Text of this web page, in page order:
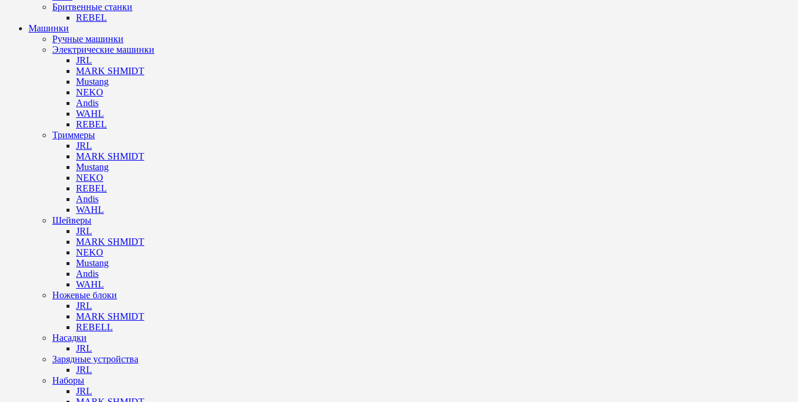
Бритвенные станки
REBEL
Машинки
Ручные машинки
Электрические машинки
JRL
MARK SHMIDT
Mustang
NEKO
Andis
WAHL
REBEL
Триммеры
JRL
MARK SHMIDT
Mustang
NEKO
REBEL
Andis
WAHL
Шейверы
JRL
MARK SHMIDT
NEKO
Mustang
Andis
WAHL
Ножевые блоки
JRL
MARK SHMIDT
REBELL
Насадки
JRL
Зарядные устройства
JRL
Наборы
JRL